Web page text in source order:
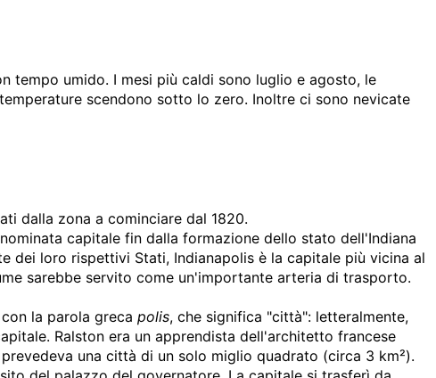
tempo umido. I mesi più caldi sono luglio e agosto, le
scendono sotto lo zero. Inoltre ci sono nevicate
dalla zona a cominciare dal 1820.
capitale fin dalla formazione dello stato dell'Indiana
dei loro rispettivi Stati, Indianapolis è la capitale più vicina al
sarebbe servito come un'importante arteria di trasporto.
con la parola greca polis, che significa "città": letteralmente,
Ralston era un apprendista dell'architetto francese
una città di un solo miglio quadrato (circa 3 km²).